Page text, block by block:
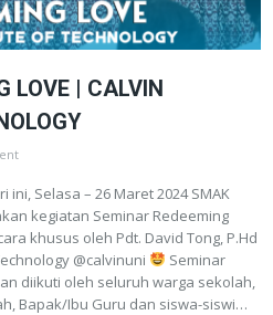
LOVE | CALVIN
ini, Selasa – 26 Maret 2024 SMAK
kegiatan Seminar Redeeming
khusus oleh Pdt. David Tong, P.Hd
@calvinuni
Seminar
diikuti oleh seluruh warga sekolah,
Bapak/Ibu Guru dan siswa-siswi…